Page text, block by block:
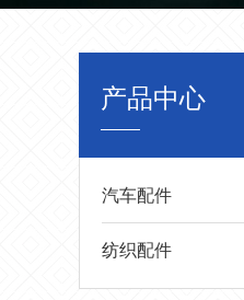
产品中心
汽车配件
纺织配件